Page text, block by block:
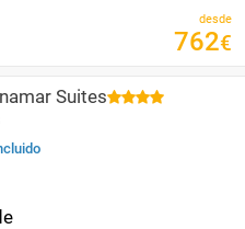
desde
762€
Suites